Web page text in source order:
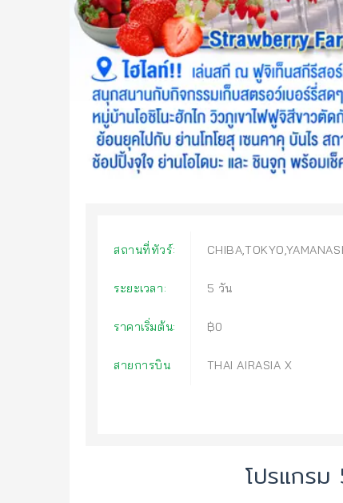
สถานที่ทัวร์:
ระยะเวลา: 5 วัน
ราคาเริ่มต้น: ฿0
สายการบิน THAI AIRASIA X
โปรแกร